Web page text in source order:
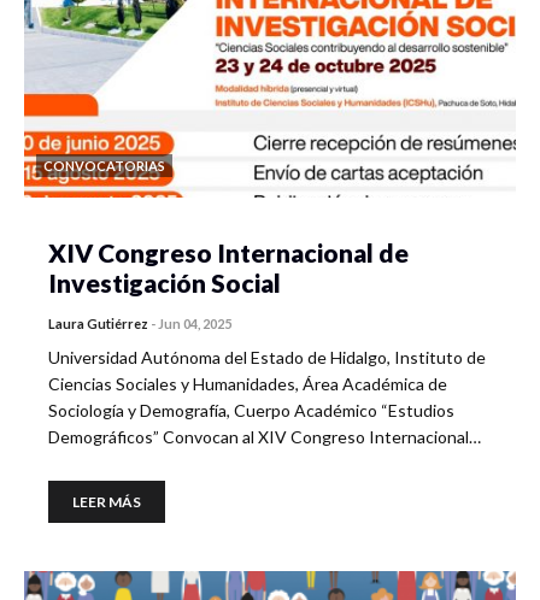
CONVOCATORIAS
XIV Congreso Internacional de
Investigación Social
Laura Gutiérrez - Jun 04, 2025
Universidad Autónoma del Estado de Hidalgo, Instituto de
Ciencias Sociales y Humanidades, Área Académica de
Sociología y Demografía, Cuerpo Académico “Estudios
Demográficos” Convocan al XIV Congreso Internacional…
LEER MÁS